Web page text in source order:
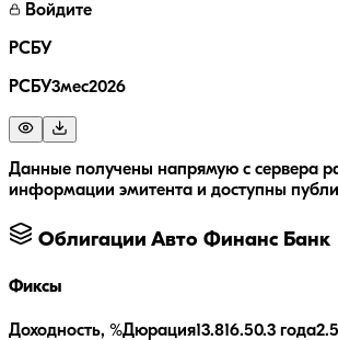
Войдите
РСБУ
РСБУ3мес2026
Данные получены напрямую с сервера
информации эмитента и доступны
Облигации Авто Финанс Банк
Фиксы
Доходность, %Дюрация13.816.50.3 года